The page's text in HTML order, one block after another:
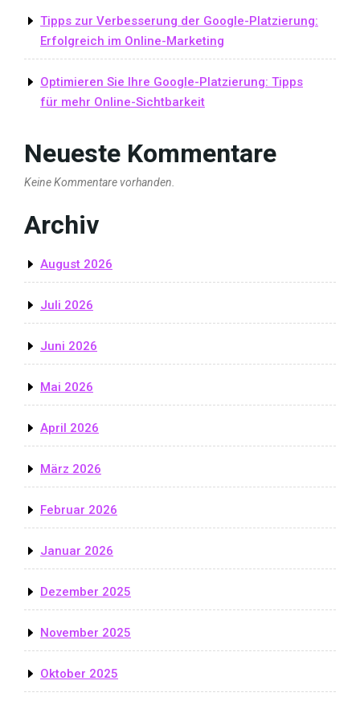
Tipps zur Verbesserung der Google-Platzierung:
Erfolgreich im Online-Marketing
Optimieren Sie Ihre Google-Platzierung: Tipps
für mehr Online-Sichtbarkeit
Neueste Kommentare
Keine Kommentare vorhanden.
Archiv
August 2026
Juli 2026
Juni 2026
Mai 2026
April 2026
März 2026
Februar 2026
Januar 2026
Dezember 2025
November 2025
Oktober 2025